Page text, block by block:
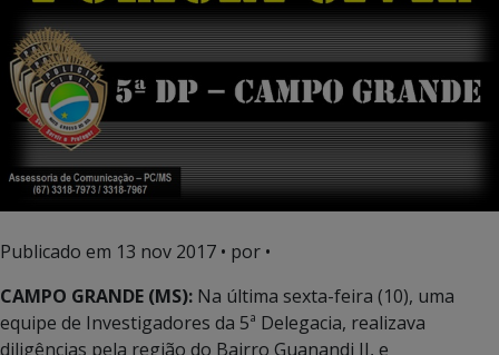
Publicado em 13 nov 2017 • por •
CAMPO GRANDE (MS): Na última sexta-feira (10), uma
equipe de Investigadores da 5ª Delegacia, realizava
diligências pela região do Bairro Guanandi II, e